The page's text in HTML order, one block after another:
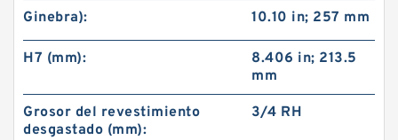
Ginebra): 10.10 in; 257 mm
H7 (mm):
8.406 in; 213.5
mm
Grosor del revestimiento
desgastado (mm):
3/4 RH